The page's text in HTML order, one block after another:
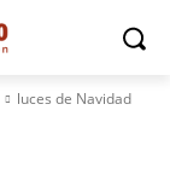
luces de Navidad